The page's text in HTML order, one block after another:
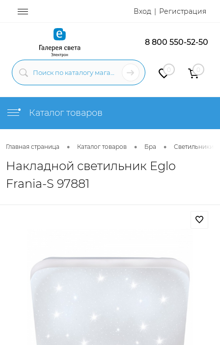
Вход Регистрация
8 800 550-52-50
0 0
Каталог товаров
Главная страница • Каталог товаров • Бра • Светильники
Накладной светильник Eglo
Frania-S 97881